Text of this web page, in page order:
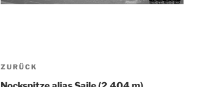
Beitragsnavigation
Vorheriger
Beitrag
ZURÜCK